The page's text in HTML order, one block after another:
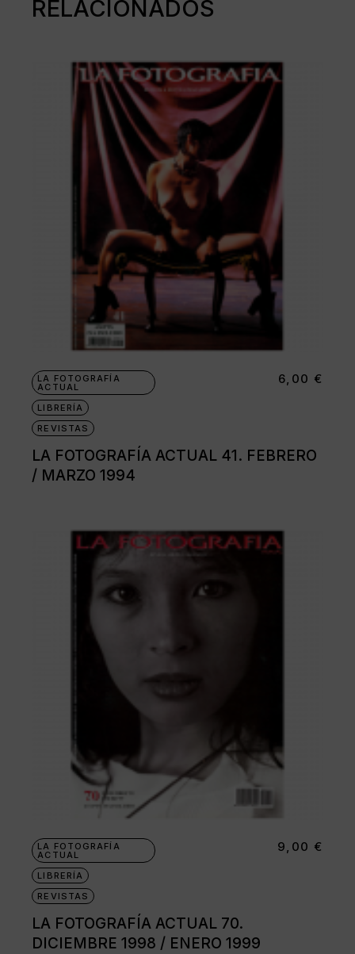
RELACIONADOS
LA FOTOGRAFÍA
ACTUAL
LIBRERÍA
REVISTAS
LA FOTOGRAFÍA ACTUAL 41. FEBRERO
/ MARZO 1994
6,00 €
LA FOTOGRAFÍA
ACTUAL
LIBRERÍA
REVISTAS
LA FOTOGRAFÍA ACTUAL 70.
DICIEMBRE 1998 / ENERO 1999
9,00 €